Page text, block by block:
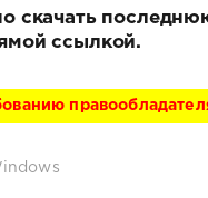
скачать
ссылкой.